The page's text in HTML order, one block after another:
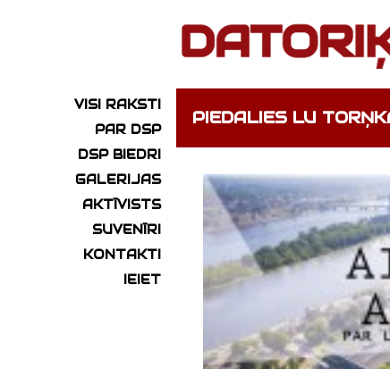
VISI RAKSTI
PAR DSP
DSP BIEDRI
GALERIJAS
AKTĪVISTS
SUVENĪRI
KONTAKTI
IEIET
PIEDALIES LU